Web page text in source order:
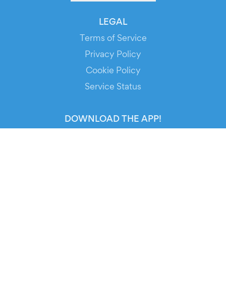
LEGAL
Terms of Service
Privacy Policy
Cookie Policy
Service Status
DOWNLOAD THE APP!